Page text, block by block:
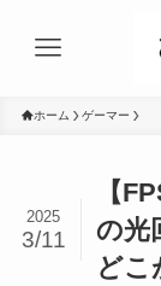
ホーム ゲーマー
【
の光
どこ
2025
3/11